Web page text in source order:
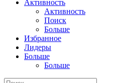
Активность
Активность
Поиск
Больше
Избранное
Лидеры
Больше
Больше